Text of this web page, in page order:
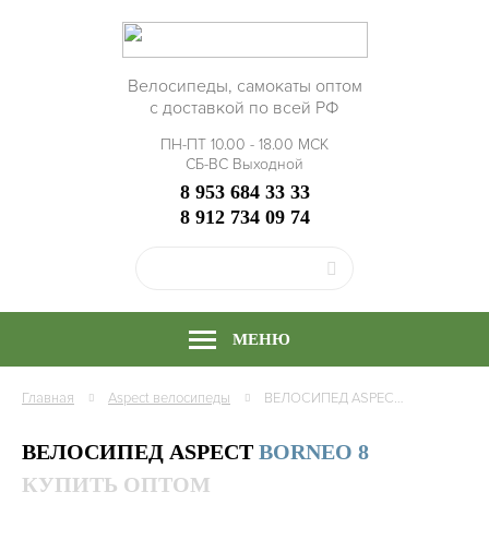
Велосипеды, самокаты оптом
с доставкой по всей РФ
ПН-ПТ 10.00 - 18.00 МСК
СБ-ВС Выходной
8 953 684 33 33
8 912 734 09 74
МЕНЮ
Главная Aspect велосипеды ВЕЛОСИПЕД ASPECT BORNEO 8, РАМА АЛЮМИНИЙ, КУПИТЬ ОПТОМ
ВЕЛОСИПЕД ASPECT BORNEO 8
КУПИТЬ ОПТОМ